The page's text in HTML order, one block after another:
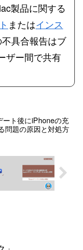
製品に関する
またはインス
具合報告はブ
ザー間で共有
ト後にiPhoneの充
問題の原因と対処方